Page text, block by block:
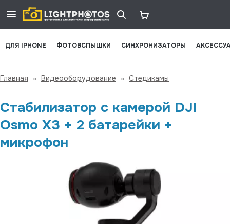
ДЛЯ IPHONE ФОТОВСПЫШКИ СИНХРОНИЗАТОРЫ
Главная » Видеооборудование » Стедикамы
Cтабилизатор с камерой DJI
Osmo X3 + 2 батарейки +
микрофон